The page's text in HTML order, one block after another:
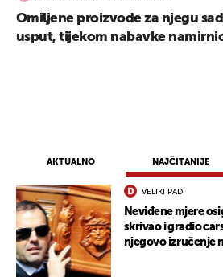
AKTUALNO NAJČITANIJE
VELIKI PAD
Neviđene mjere
skrivao i gradio
njegovo izručenje
Omiljene proizvode za njegu
usput, tijekom nabavke